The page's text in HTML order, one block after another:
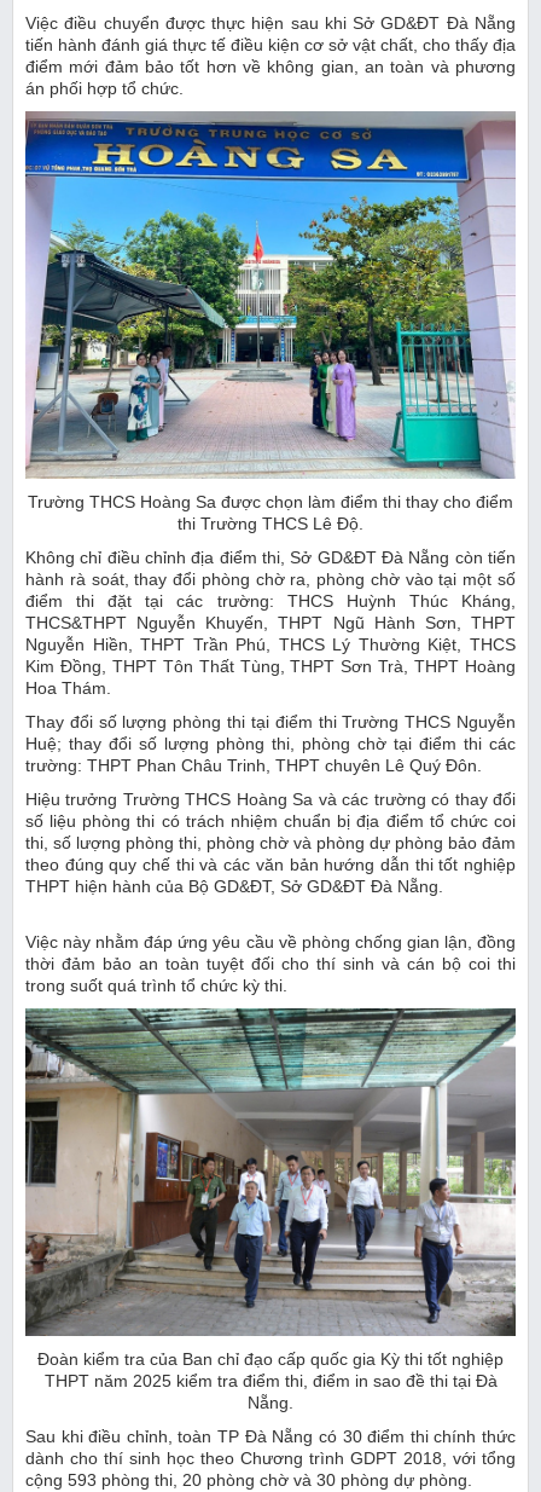
Việc điều chuyển được thực hiện sau khi Sở GD&ĐT Đà Nẵng
tiến hành đánh giá thực tế điều kiện cơ sở vật chất, cho thấy địa
điểm mới đảm bảo tốt hơn về không gian, an toàn và phương
án phối hợp tổ chức.
Trường THCS Hoàng Sa được chọn làm điểm thi thay cho điểm
thi Trường THCS Lê Độ.
Không chỉ điều chỉnh địa điểm thi, Sở GD&ĐT Đà Nẵng còn tiến
hành rà soát, thay đổi phòng chờ ra, phòng chờ vào tại một số
điểm thi đặt tại các trường: THCS Huỳnh Thúc Kháng,
THCS&THPT Nguyễn Khuyến, THPT Ngũ Hành Sơn, THPT
Nguyễn Hiền, THPT Trần Phú, THCS Lý Thường Kiệt, THCS
Kim Đồng, THPT Tôn Thất Tùng, THPT Sơn Trà, THPT Hoàng
Hoa Thám.
Thay đổi số lượng phòng thi tại điểm thi Trường THCS Nguyễn
Huệ; thay đổi số lượng phòng thi, phòng chờ tại điểm thi các
trường: THPT Phan Châu Trinh, THPT chuyên Lê Quý Đôn.
Hiệu trưởng Trường THCS Hoàng Sa và các trường có thay đổi
số liệu phòng thi có trách nhiệm chuẩn bị địa điểm tổ chức coi
thi, số lượng phòng thi, phòng chờ và phòng dự phòng bảo đảm
theo đúng quy chế thi và các văn bản hướng dẫn thi tốt nghiệp
THPT hiện hành của Bộ GD&ĐT, Sở GD&ĐT Đà Nẵng.
Việc này nhằm đáp ứng yêu cầu về phòng chống gian lận, đồng
thời đảm bảo an toàn tuyệt đối cho thí sinh và cán bộ coi thi
trong suốt quá trình tổ chức kỳ thi.
Đoàn kiểm tra của Ban chỉ đạo cấp quốc gia Kỳ thi tốt nghiệp
THPT năm 2025 kiểm tra điểm thi, điểm in sao đề thi tại Đà
Nẵng.
Sau khi điều chỉnh, toàn TP Đà Nẵng có 30 điểm thi chính thức
dành cho thí sinh học theo Chương trình GDPT 2018, với tổng
cộng 593 phòng thi, 20 phòng chờ và 30 phòng dự phòng.